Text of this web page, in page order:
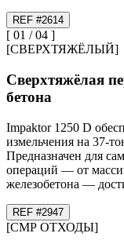
REF #2614
[ 01 /04 ]
[СВЕРХТЯЖЁЛЫЙ]
Сверхтяжёлая
бетона
Impaktor 1250 D
измельчения на 37-
Предназначен для
операций — от
железобетона —
REF #2947
[СМР ОТХОДЫ]